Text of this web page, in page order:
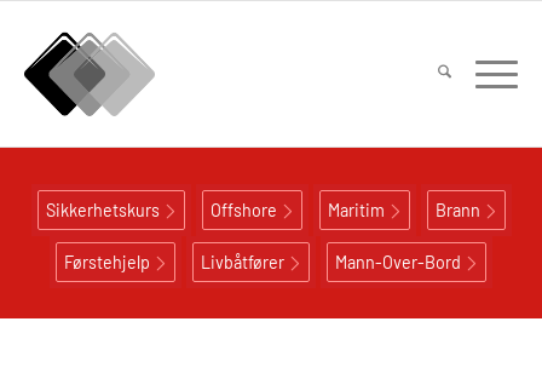
Sikkerhetskurs Offshore Maritim Brann
Førstehjelp Livbåtfører Mann-Over-Bord